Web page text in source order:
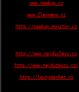
www.naakup.cz
www.Zlevneno.cz
http://naakup.monitor.cz
http://www.najdislevu.cz
http://www.najduzbozi.cz/
http://levnymarket.cz